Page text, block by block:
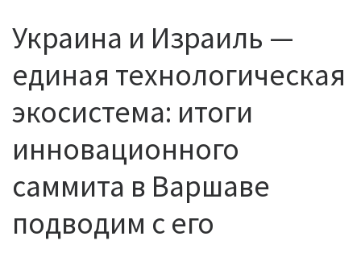
Украина и Израиль —
единая технологическая
экосистема: итоги
инновационного
саммита в Варшаве
подводим с его